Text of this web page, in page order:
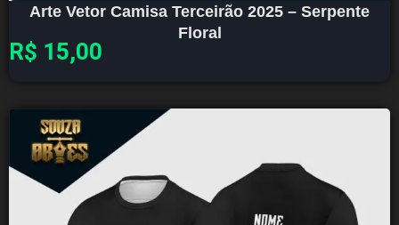
Arte Vetor Camisa Terceirão 2025 – Serpente
Floral
R$ 15,00